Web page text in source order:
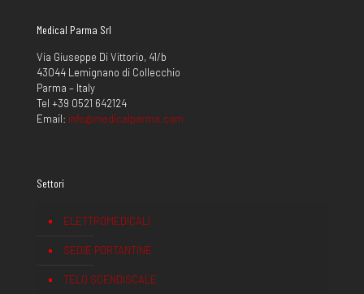
Medical Parma Srl
Via Giuseppe Di Vittorio, 41/b
43044 Lemignano di Collecchio
Parma – Italy
Tel +39 0521 642124
Email: info@medicalparma.com
Settori
ELETTROMEDICALI
SEDIE PORTANTINE
TELO SCENDISCALE